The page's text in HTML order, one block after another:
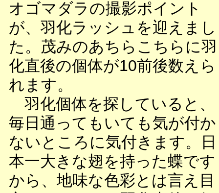
オゴマダラの撮影ポイント
が、羽化ラッシュを迎えまし
た。茂みのあちらこちらに羽
化直後の個体が10前後数えら
れます。
羽化個体を探していると、
毎日通ってもいても気が付か
ないところに気付きます。日
本一大きな翅を持った蝶です
から、地味な色彩とは言え目